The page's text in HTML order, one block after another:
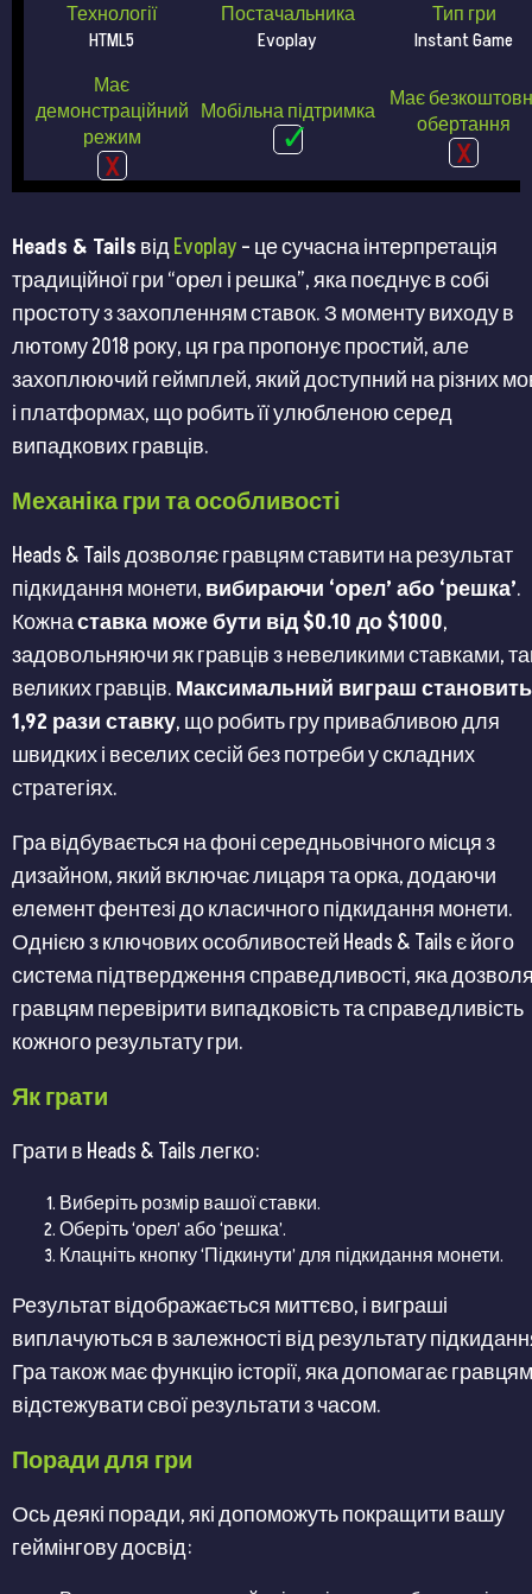
Технології
HTML5
Постачальника
Evoplay
Тип гри
Instant Game
Має
демонстраційний
режим
Мобільна підтримка Має
обертання
Heads & Tails відEvoplay – це сучасна інтерпретація
традиційної гри “орел і решка”, яка поєднує в собі
простоту з захопленням ставок. З моменту виходу в
лютому 2018 року, ця гра пропонує простий, але
захоплюючий геймплей, який доступний на різних
і платформах, що робить її улюбленою серед
випадкових гравців.
Механіка гри та особливості
Heads & Tails дозволяє гравцям ставити на результат
підкидання монети, вибираючи ‘орел’ або ‘решка’.
Кожнаставка може бути від $0.10 до $1000,
задовольняючи як гравців з невеликими ставками,
великих гравців. Максимальний виграш становить
1,92 рази ставку, що робить гру привабливою для
швидких і веселих сесій без потреби у складних
стратегіях​​​​.
Гра відбувається на фоні середньовічного місця з
дизайном, який включає лицаря та орка, додаючи
елемент фентезі до класичного підкидання монети.
Однією з ключових особливостей Heads & Tails є його
система підтвердження справедливості, яка
гравцям перевірити випадковість та справедливість
кожного результату гри​​​​.
Як грати
Грати в Heads & Tails легко:
Виберіть розмір вашої ставки.
Оберіть ‘орел’ або ‘решка’.
Клацніть кнопку ‘Підкинути’ для підкидання монети.
Результат відображається миттєво, і виграші
виплачуються в залежності від результату
Гра також має функцію історії, яка допомагає гравцям
відстежувати свої результати з часом​​.
Поради для гри
Ось деякі поради, які допоможуть покращити вашу
геймінгову ​​досвід: